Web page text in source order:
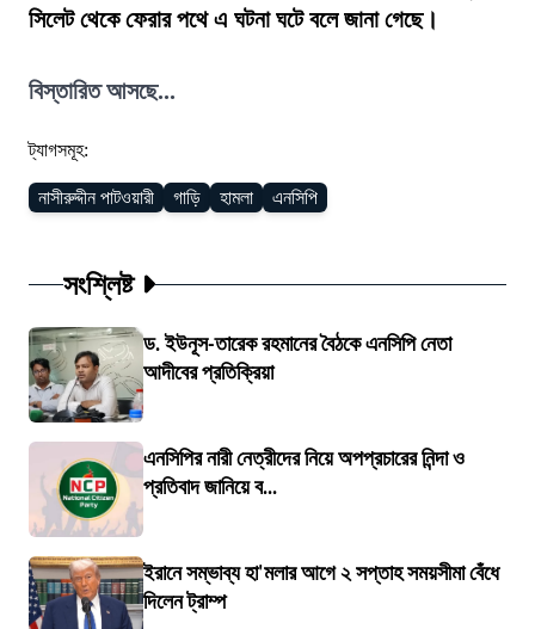
সিলেট থেকে ফেরার পথে এ ঘটনা ঘটে বলে জানা গেছে।
বিস্তারিত আসছে...
ট্যাগসমূহ:
নাসীরুদ্দীন পাটওয়ারী গাড়ি হামলা এনসিপি
সংশ্লিষ্ট
ড. ইউনূস-তারেক রহমানের বৈঠকে এনসিপি নেতা
আদীবের প্রতিক্রিয়া
এনসিপির নারী নেত্রীদের নিয়ে অপপ্রচারের নিন্দা ও
প্রতিবাদ জানিয়ে ব...
ইরানে সম্ভাব্য হা'মলার আগে ২ সপ্তাহ সময়সীমা বেঁধে
দিলেন ট্রাম্প